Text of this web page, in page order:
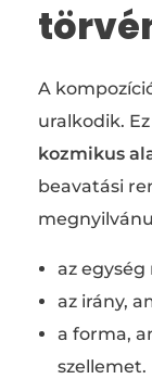
A
uralkodik.
kozmikus
beavatási
az
az irány,
a forma,
szellemet.